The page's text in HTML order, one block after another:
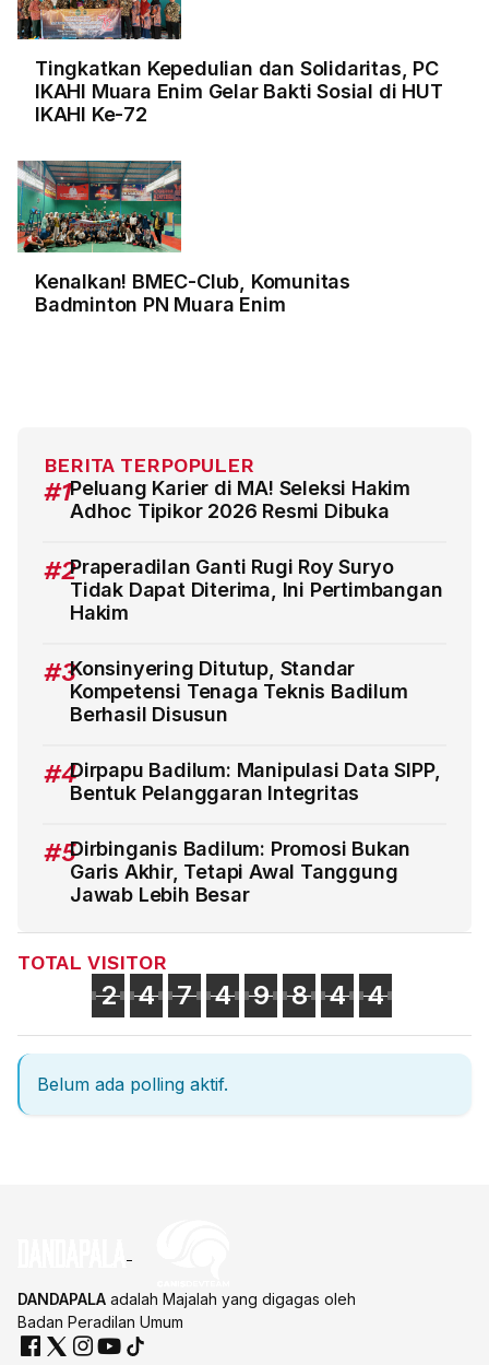
Tingkatkan Kepedulian dan Solidaritas, PC
IKAHI Muara Enim Gelar Bakti Sosial di HUT
IKAHI Ke-72
Kenalkan! BMEC-Club, Komunitas
Badminton PN Muara Enim
BERITA TERPOPULER
#1Peluang Karier di MA! Seleksi Hakim
Adhoc Tipikor 2026 Resmi Dibuka
#2Praperadilan Ganti Rugi Roy Suryo
Tidak Dapat Diterima, Ini Pertimbangan
Hakim
#3Konsinyering Ditutup, Standar
Kompetensi Tenaga Teknis Badilum
Berhasil Disusun
#4Dirpapu Badilum: Manipulasi Data SIPP,
Bentuk Pelanggaran Integritas
#5Dirbinganis Badilum: Promosi Bukan
Garis Akhir, Tetapi Awal Tanggung
Jawab Lebih Besar
TOTAL VISITOR
2 4 7 4 9 8 4 4
Belum ada polling aktif.
DANDAPALA adalah Majalah yang digagas oleh
Badan Peradilan Umum